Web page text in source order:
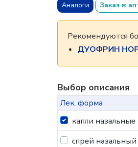
Аналоги Заказ в
Рекомендуются
ДУОФРИН
Выбор описания
Лек. форма
капли назальные
спрей